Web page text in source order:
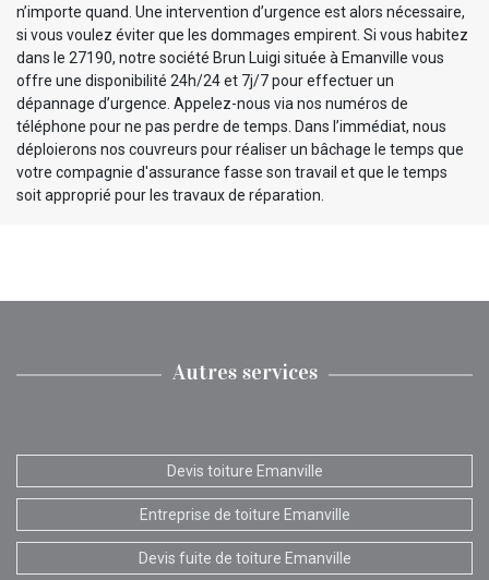
n’importe quand. Une intervention d’urgence est alors nécessaire,
si vous voulez éviter que les dommages empirent. Si vous habitez
dans le 27190, notre société Brun Luigi située à Emanville vous
offre une disponibilité 24h/24 et 7j/7 pour effectuer un
dépannage d’urgence. Appelez-nous via nos numéros de
téléphone pour ne pas perdre de temps. Dans l’immédiat, nous
déploierons nos couvreurs pour réaliser un bâchage le temps que
votre compagnie d'assurance fasse son travail et que le temps
soit approprié pour les travaux de réparation.
Autres services
Devis toiture Emanville
Entreprise de toiture Emanville
Devis fuite de toiture Emanville